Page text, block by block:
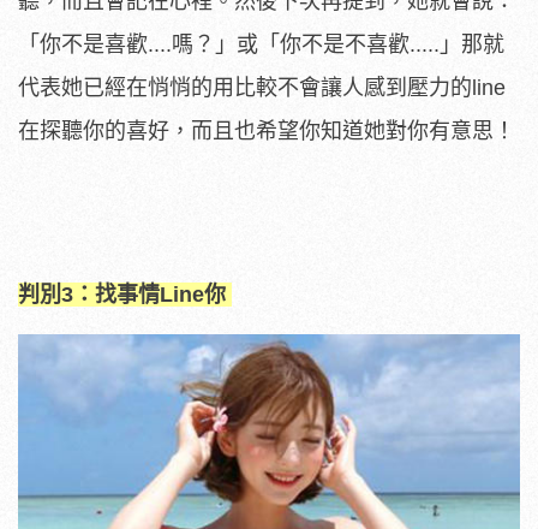
「你不是喜歡....嗎？」或「你不是不喜歡.....」那就
代表她已經在悄悄的用比較不會讓人感到壓力的line
在探聽你的喜好，而且也希望你知道她對你有意思！
判別3：找事情Line你